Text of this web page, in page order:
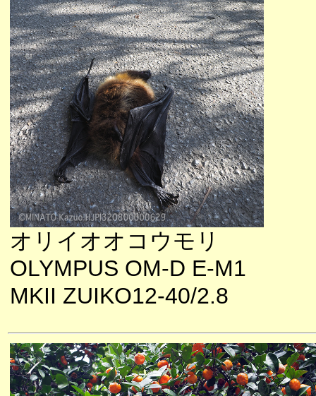
オリイオオコウモリ
OLYMPUS OM-D E-M1
MKII ZUIKO12-40/2.8